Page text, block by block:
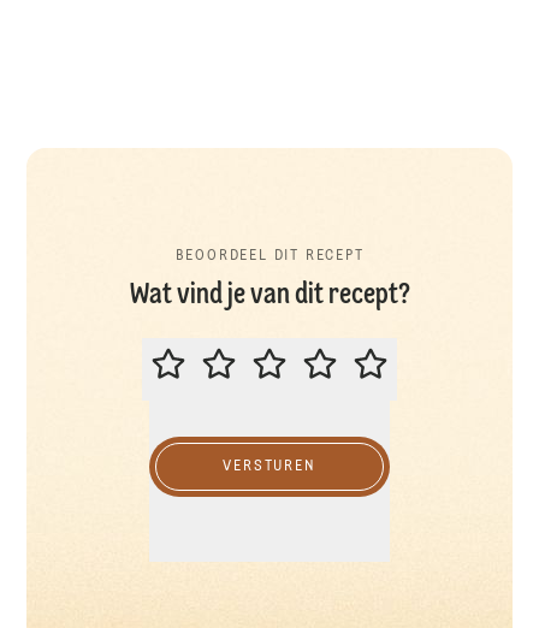
BEOORDEEL DIT RECEPT
Wat vind je van dit recept?
BEOORDEEL DIT RECEPT
VERSTUREN